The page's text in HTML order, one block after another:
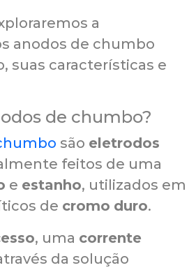
a
anodos de chumbo
suas características e
de chumbo?
são eletrodos
feitos de uma
e estanho, utilizados em
de cromo duro.
, uma corrente
da solução